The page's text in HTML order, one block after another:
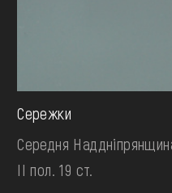
Сережки
Середня
II пол. 19 ст.